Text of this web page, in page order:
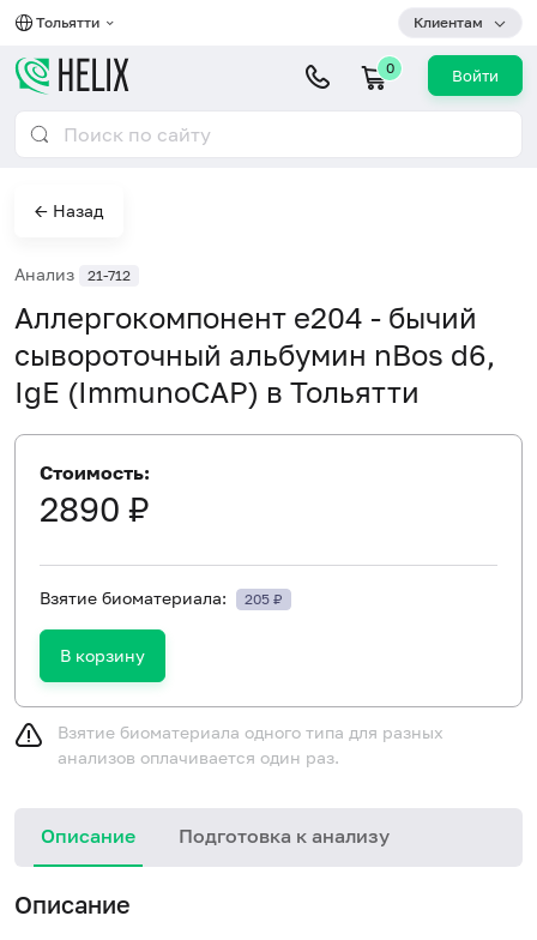
Тольятти Клиентам
0 Войти
← Назад
Анализ 21-712
Аллергокомпонент e204 - бычий
сывороточный альбумин nBos d6,
IgE (ImmunoCAP) в Тольятти
Стоимость:
2890 ₽
Взятие биоматериала: 205 ₽
В корзину
Взятие биоматериала одного типа для разных
анализов оплачивается один раз.
Описание Подготовка к анализу
Описание